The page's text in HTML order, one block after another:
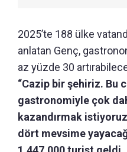
2025’te 188 ülke
anlatan Genç,
az yüzde 30
“Cazip bir şehiriz. Bu
gastronomiyle çok
kazandırmak
dört mevsime